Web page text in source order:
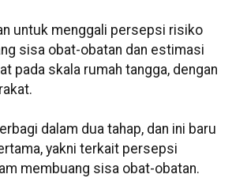
untuk menggali persepsi risiko
sisa obat-obatan dan estimasi
pada skala rumah tangga, dengan
dalam dua tahap, dan ini baru
yakni terkait persepsi
membuang sisa obat-obatan.